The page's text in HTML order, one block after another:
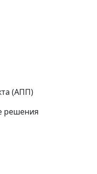
(АПП)
решения